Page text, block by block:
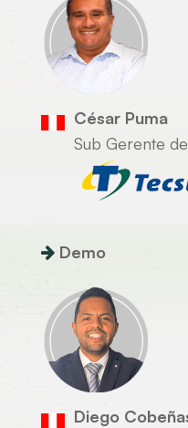
César Puma
Sub Gerente
Demo
Diego